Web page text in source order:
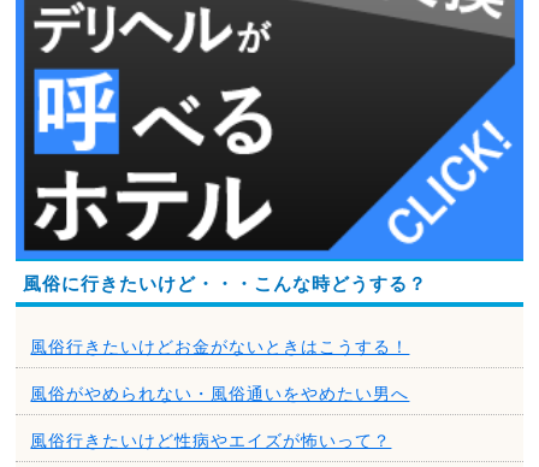
風俗に行きたいけど・・・こんな時どうする？
風俗行きたいけどお金がないときはこうする！
風俗がやめられない・風俗通いをやめたい男へ
風俗行きたいけど性病やエイズが怖いって？